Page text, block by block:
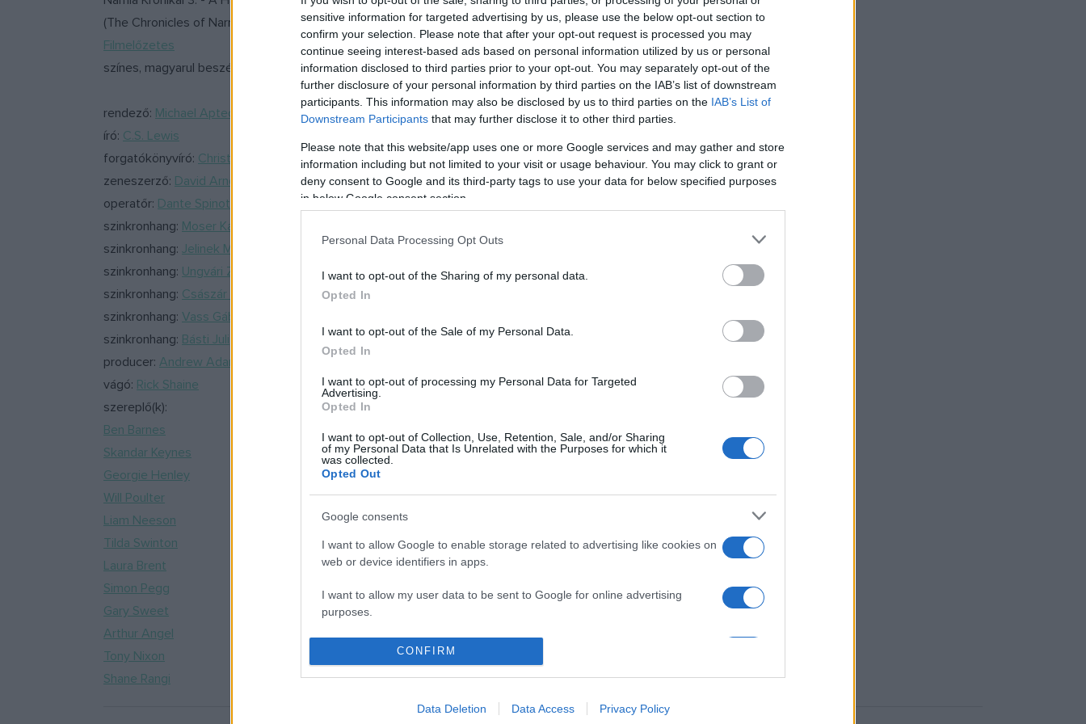
sensitive information for targeted advertising by us, please use the below opt-out section to
confirm your selection. Please note that after your opt-out request is processed you may
continue seeing interest-based ads based on personal information utilized by us or personal
information disclosed to third parties prior to your opt-out. You may separately opt-out of the
further disclosure of your personal information by third parties on the IAB’s list of downstream
participants. This information may also be disclosed by us to third parties on the IAB’s List of
Downstream Participants that may further disclose it to other third parties.
Please note that this website/app uses one or more Google services and may gather and store
information including but not limited to your visit or usage behaviour. You may click to grant or
deny consent to Google and its third-party tags to use your data for below specified purposes
in below Google consent section.
Personal Data Processing Opt Outs
I want to opt-out of the Sharing of my personal data.
Opted In
I want to opt-out of the Sale of my Personal Data.
Opted In
I want to opt-out of processing my Personal Data for Targeted
Advertising.
Opted In
I want to opt-out of Collection, Use, Retention, Sale, and/or Sharing
of my Personal Data that Is Unrelated with the Purposes for which it
was collected.
Opted Out
Google consents
I want to allow Google to enable storage related to advertising like cookies on
web or device identifiers in apps.
I want to allow my user data to be sent to Google for online advertising
purposes.
I want to allow Google to send me personalized advertising.
CONFIRM
Data Deletion Data Access Privacy Policy
(The Chronicles of Narnia: The Voyage of the Dawn Treader)
Filmelőzetes
színes, magyarul beszélő, angol családi kalandfilm, 113 perc, 2010
rendező: Michael Apted
író: C.S. Lewis
forgatókönyvíró: Christopher Markus,Stephen McFeely ,Michael Petroni
zeneszerző: David Arnold
operatőr: Dante Spinotti
szinkronhang: Moser Károly
szinkronhang: Jelinek Márk
szinkronhang: Ungvári Zsófia
szinkronhang: Császár András
szinkronhang: Vass Gábor
szinkronhang: Básti Juli
producer: Andrew Adamson
vágó: Rick Shaine
szereplő(k):
Ben Barnes
Skandar Keynes
Georgie Henley
Will Poulter
Liam Neeson
Tilda Swinton
Laura Brent
Simon Pegg
Gary Sweet
Arthur Angel
Tony Nixon
Shane Rangi